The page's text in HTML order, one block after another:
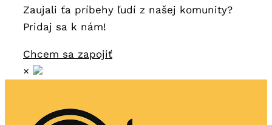
Zaujali ťa príbehy ľudí z našej komunity?
Pridaj sa k nám!
Chcem sa zapojiť
×